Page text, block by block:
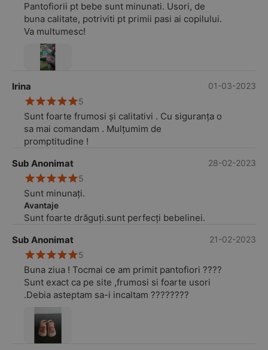
Pantofiorii pt bebe sunt minunati. Usori, de
buna calitate, potriviti pt primii pasi ai copilului.
Va multumesc!
Irina
01-03-2023
5
Sunt foarte frumosi și calitativi . Cu siguranța o
sa mai comandam . Mulțumim de
promptitudine !
Sub Anonimat
28-02-2023
5
Sunt minunați.
Avantaje
Sunt foarte drăguți.sunt perfecți bebelinei.
Sub Anonimat
21-02-2023
5
Buna ziua ! Tocmai ce am primit pantofiori ????
Sunt exact ca pe site ,frumosi si foarte usori
.Debia asteptam sa-i incaltam ????????